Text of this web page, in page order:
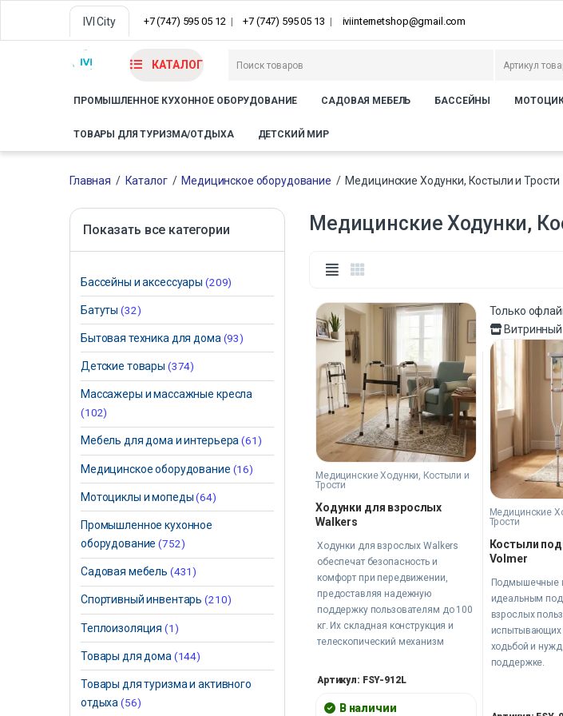
IVI City +7 (747) 595 05 12 +7 (747) 595 05 13 iviinternetshop@gmail.com
КАТАЛОГ
ПРОМЫШЛЕННОЕ КУХОННОЕ ОБОРУДОВАНИЕ САДОВАЯ МЕБЕЛЬ БАССЕЙНЫ
ТОВАРЫ ДЛЯ ТУРИЗМА/ОТДЫХА ДЕТСКИЙ МИР
Главная / Каталог / Медицинское оборудование / Медицинские Ходунки, Костыли и Трости
Медицинские Ходунки,
Медицинские Ходунки, Костыли и
Трости
Ходунки для взрослых
Walkers
Ходунки для взрослых Walkers
обеспечат безопасность и
комфорт при передвижении,
предоставляя надежную
поддержку пользователям до 100
кг. Их складная конструкция и
телескопический механизм
легко настраивать ходунки под
Выберите ходунки Walkers и
Артикул: FSY-912L
В наличии
Только
Витринный
Медицинские
Трости
Костыли
Volmer
Подмышечные
идеальным
взрослых
ходьбой и
поддержке.
Показать все категории
Бассейны и аксессуары (209)
Батуты(32)
Бытовая техника для дома (93)
Детские товары (374)
Массажеры и массажные кресла
(102)
Мебель для дома и интерьера(61)
Медицинское оборудование (16)
Мотоциклы и мопеды(64)
Промышленное кухонное
оборудование(752)
Садовая мебель (431)
Спортивный инвентарь(210)
Теплоизоляция(1)
Товары для дома (144)
Товары для туризма и активного
отдыха(56)